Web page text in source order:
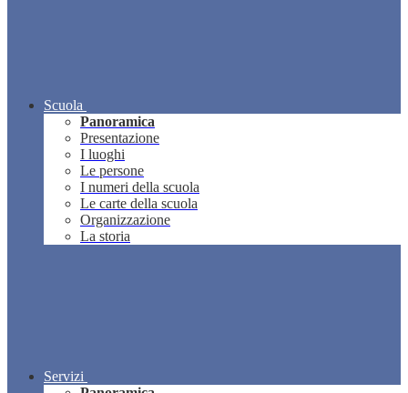
Scuola
Panoramica
Presentazione
I luoghi
Le persone
I numeri della scuola
Le carte della scuola
Organizzazione
La storia
Servizi